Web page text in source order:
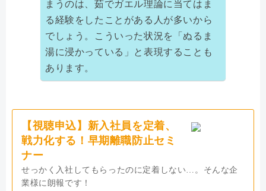
まうのは、茹でガエル理論に当てはま
る経験をしたことがある人が多いから
でしょう。こういった状況を「ぬるま
湯に浸かっている」と表現することも
あります。
【視聴申込】新入社員を定着、
戦力化する！早期離職防止セミ
ナー
せっかく入社してもらったのに定着しない…。そんな企
業様に朗報です！